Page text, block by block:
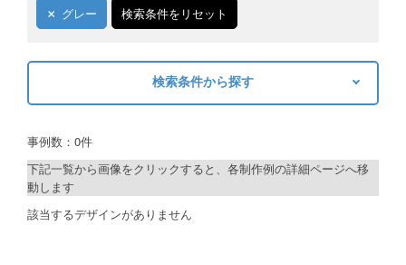
ご利用ガイド
ご注文方法について
FAQ（よくあるご質問）
資料をダウンロード
グレー 検索条件をリセット
検索条件から探す
制作プランで探す
事例数：0件
下記一覧から画像をクリックすると、各制作例の詳細ページへ移
動します
該当するデザインがありません